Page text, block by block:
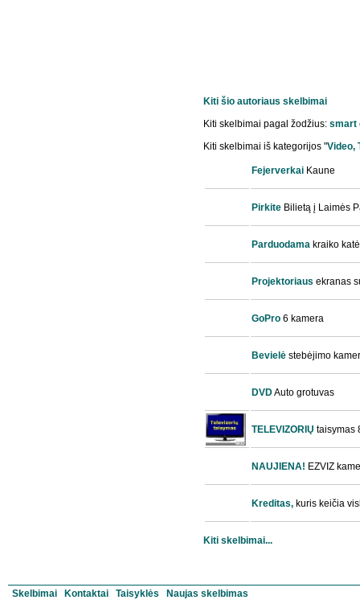
Kiti šio autoriaus skelbimai
Kiti skelbimai pagal žodžius: smart
Kiti skelbimai iš kategorijos "Video,
Fejerverkai Kaune
Pirkite Bilietą į Laimės
Parduodama kraiko
Projektoriaus ekranas
GoPro 6 kamera
Bevielė stebėjimo
DVDAuto grotuvas
TELEVIZORIŲ taisymas
NAUJIENA! EZVIZ
Kreditas, kuris keičia
Kiti skelbimai...
Skelbimai Kontaktai Taisyklės Naujas skelbimas